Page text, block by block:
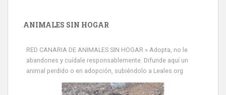
ANIMALES SIN HOGAR
RED CANARIA DE ANIMALES SIN HOGAR » Adopta, no le
abandones y cuídale responsablemente. Difunde aquí un
animal perdido o en adopción, subiéndolo a Leales.org